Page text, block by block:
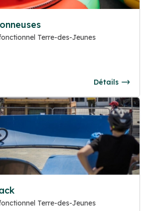
Terre-des-Jeunes
Détails
Terre-des-Jeunes